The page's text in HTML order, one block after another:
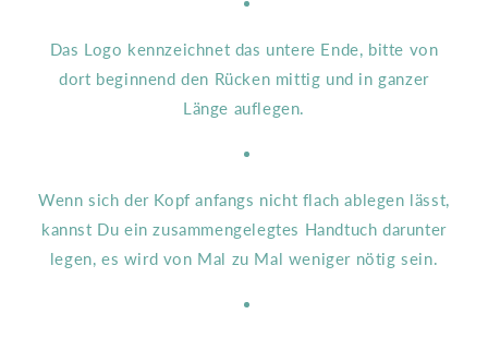
Das Logo kennzeichnet das untere Ende, bitte von
dort beginnend den Rücken mittig und in ganzer
Länge auflegen.
Wenn sich der Kopf anfangs nicht flach ablegen lässt,
kannst Du ein zusammengelegtes Handtuch darunter
legen, es wird von Mal zu Mal weniger nötig sein.